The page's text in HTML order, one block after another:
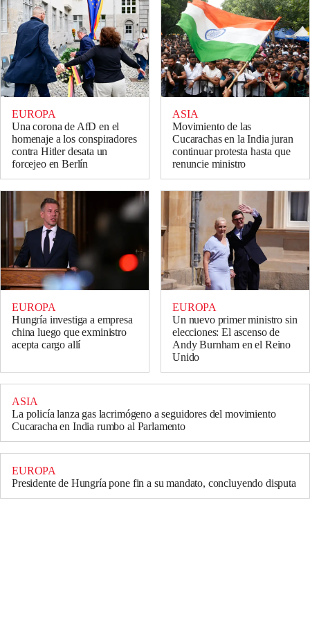
EUROPA
Una corona de AfD en el
homenaje a los conspiradores
contra Hitler desata un
forcejeo en Berlín
ASIA
Movimiento de las
Cucarachas en la India juran
continuar protesta hasta que
renuncie ministro
EUROPA
Hungría investiga a empresa
china luego que exministro
acepta cargo allí
EUROPA
Un nuevo primer ministro sin
elecciones: El ascenso de
Andy Burnham en el Reino
Unido
ASIA
La policía lanza gas lacrimógeno a seguidores del movimiento
Cucaracha en India rumbo al Parlamento
EUROPA
Presidente de Hungría pone fin a su mandato, concluyendo disputa